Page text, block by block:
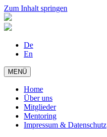
Zum Inhalt springen
De
En
MENÜ
Home
Über uns
Mitglieder
Mentoring
Impressum & Datenschutz